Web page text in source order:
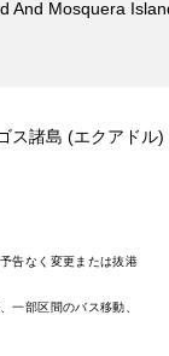
And Mosquera
ス諸島 (エクアドル)
告なく変更または抜港
一部区間のバス移動、